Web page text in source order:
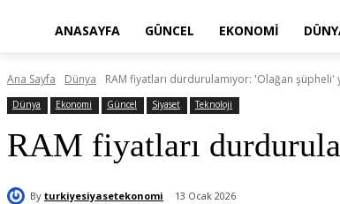
ANASAYFA GÜNCEL EKONOMI
Ana Sayfa Dünya RAM fiyatları durdurulamıyor: 'Olağan şüpheli'
Dünya Ekonomi Güncel Siyaset Teknoloji
RAM fiyatları
By turkiyesiyasetekonomi 13 Ocak 2026